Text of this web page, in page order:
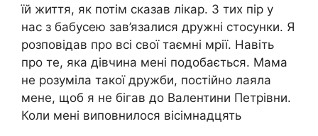
їй життя, як потім сказав лікар. З тих пір у
нас з бабусею зав’язалися дружні стосунки. Я
розповідав про всі свої таємні мрії. Навіть
про те, яка дівчина мені подобається. Мама
не розуміла такої дружби, постійно лаяла
мене, щоб я не бігав до Валентини Петрівни.
Коли мені виповнилося вісімнадцять